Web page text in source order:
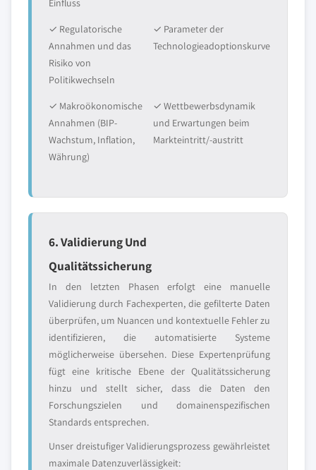
Einfluss
✓ Regulatorische
Annahmen und das
Risiko von
Politikwechseln
✓ Parameter der
Technologieadoptionskurve
✓ Makroökonomische
Annahmen (BIP-
Wachstum, Inflation,
Währung)
✓ Wettbewerbsdynamik
und Erwartungen beim
Markteintritt/-austritt
6. Validierung Und
Qualitätssicherung
In den letzten Phasen erfolgt eine manuelle
Validierung durch Fachexperten, die gefilterte Daten
überprüfen, um Nuancen und kontextuelle Fehler zu
identifizieren, die automatisierte Systeme
möglicherweise übersehen. Diese Expertenprüfung
fügt eine kritische Ebene der Qualitätssicherung
hinzu und stellt sicher, dass die Daten den
Forschungszielen und domainenspezifischen
Standards entsprechen.
Unser dreistufiger Validierungsprozess gewährleistet
maximale Datenzuverlässigkeit: